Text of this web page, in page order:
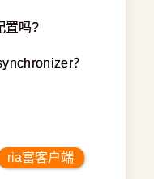
置吗?
？
ria富客户端